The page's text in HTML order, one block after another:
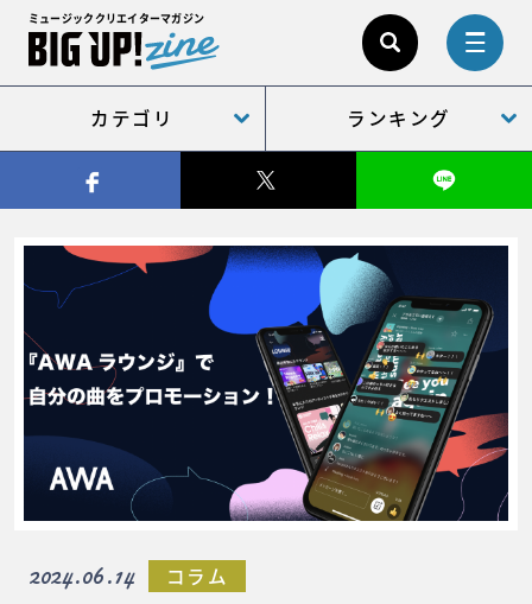
ミュージッククリエイターマガジン
カテゴリ ランキング
2024.06.14 コラム